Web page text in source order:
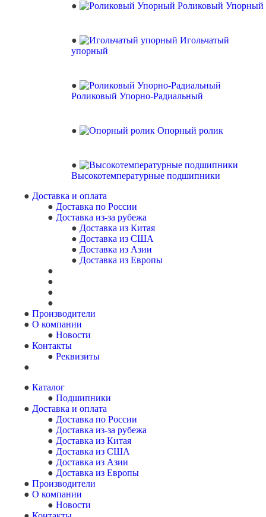
Роликовый Упорный
Игольчатый
упорный
Роликовый Упорно-Радиальный
Опорный ролик
Высокотемпературные подшипники
Доставка и оплата
Доставка по России
Доставка из-за рубежа
Доставка из Китая
Доставка из США
Доставка из Азии
Доставка из Европы
Производители
О компании
Новости
Контакты
Реквизиты
Каталог
Подшипники
Доставка и оплата
Доставка по России
Доставка из-за рубежа
Доставка из Китая
Доставка из США
Доставка из Азии
Доставка из Европы
Производители
О компании
Новости